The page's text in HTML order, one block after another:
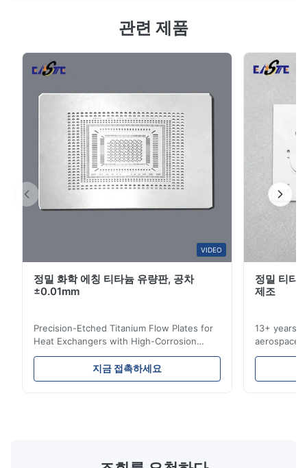
데 특화되어 있습니다.우리의 정밀 발열 기술은 예외적인
산업, 자동차 및 항공 우주 응용 프로그램에서 광학 및 자
밀성:극히 얇은 틈 너비와 고해상도 피드백을 위한 위치 정
확도를 달성합니다. 부러지 않고 스트레스 없이:에치링은
왜곡이나 신호 소음을 유발할 수 있는 ...
Based on 50 reviews recently
100%
Oct 28.2025
Pretty good. I recommend it.
관련 제품
VIDEO
정밀 화학 에칭 티타늄 유량판, 공차
±0.01mm
Precision-Etched Titanium Flow Plates for
Heat Exchangers with High-Corrosion
Resistance Flow Plate Overview Xinhaisen
Technology specializes in manufacturing
high-precision chemically etched flow
지금 접촉하세요
정밀 티타
제조
13+ years
aerospace,
instant